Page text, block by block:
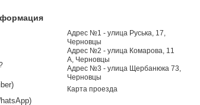
Адрес №1 - улица Руська, 17,
Черновцы
Адрес №2 - улица Комарова, 11
А, Черновцы
Адрес №3 - улица Щербанюка 73,
Черновцы
Карта проезда